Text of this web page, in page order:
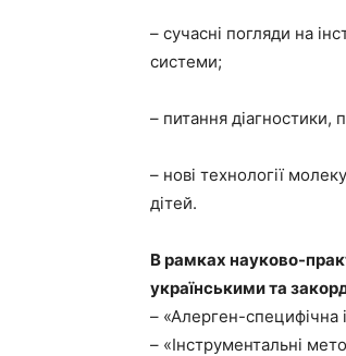
– сучасні погляди на
системи;
– питання діагностики,
– нові технології
дітей.
В рамках науково-
українськими та
– «Алерген-специфічна
– «Інструментальні